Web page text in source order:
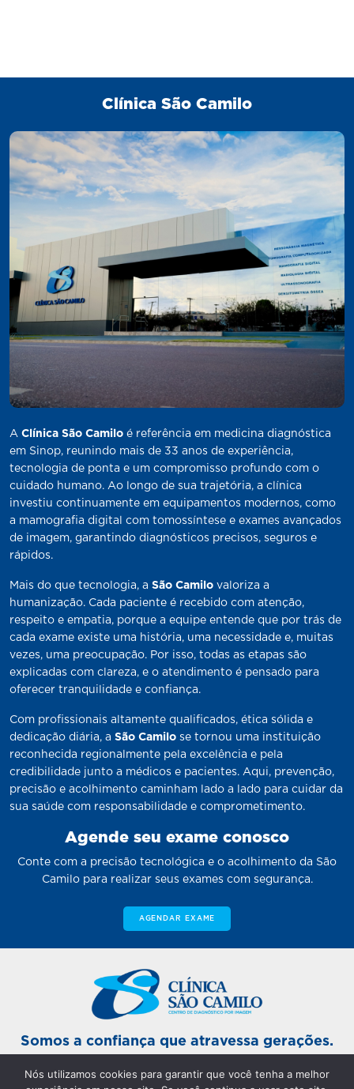
Clínica São Camilo
A Clínica São Camilo é referência em medicina diagnóstica
em Sinop, reunindo mais de 33 anos de experiência,
tecnologia de ponta e um compromisso profundo com o
cuidado humano. Ao longo de sua trajetória, a clínica
investiu continuamente em equipamentos modernos, como
a mamografia digital com tomossíntese e exames avançados
de imagem, garantindo diagnósticos precisos, seguros e
rápidos.
Mais do que tecnologia, a São Camilo valoriza a
humanização. Cada paciente é recebido com atenção,
respeito e empatia, porque a equipe entende que por trás de
cada exame existe uma história, uma necessidade e, muitas
vezes, uma preocupação. Por isso, todas as etapas são
explicadas com clareza, e o atendimento é pensado para
oferecer tranquilidade e confiança.
Com profissionais altamente qualificados, ética sólida e
dedicação diária, a São Camilo se tornou uma instituição
reconhecida regionalmente pela excelência e pela
credibilidade junto a médicos e pacientes. Aqui, prevenção,
precisão e acolhimento caminham lado a lado para cuidar da
sua saúde com responsabilidade e comprometimento.
Agende seu exame conosco
Conte com a precisão tecnológica e o acolhimento da São
Camilo para realizar seus exames com segurança.
AGENDAR EXAME
Somos a confiança que atravessa gerações.
Unidade Sinop Matriz: De segunda a sexta-feira das 7h
Nós utilizamos cookies para garantir que você tenha a melhor